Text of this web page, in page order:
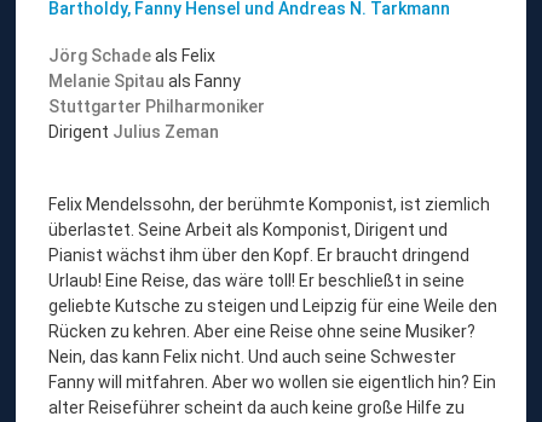
Bartholdy, Fanny Hensel und Andreas N. Tarkmann
Jörg Schadeals Felix
Melanie Spitau als Fanny
Stuttgarter Philharmoniker
Dirigent Julius Zeman
Felix Mendelssohn, der berühmte Komponist, ist ziemlich
überlastet. Seine Arbeit als Komponist, Dirigent und
Pianist wächst ihm über den Kopf. Er braucht dringend
Urlaub! Eine Reise, das wäre toll! Er beschließt in seine
geliebte Kutsche zu steigen und Leipzig für eine Weile den
Rücken zu kehren. Aber eine Reise ohne seine Musiker?
Nein, das kann Felix nicht. Und auch seine Schwester
Fanny will mitfahren. Aber wo wollen sie eigentlich hin? Ein
alter Reiseführer scheint da auch keine große Hilfe zu